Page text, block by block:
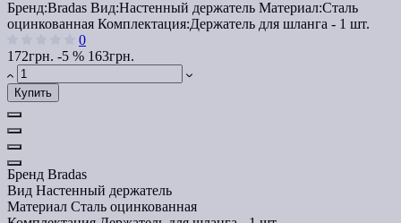
Бренд:Bradas Вид:Настенный держатель Материал:Сталь
оцинкованная Комплектация:Держатель для шланга - 1 шт.
0
172грн. -5 % 163грн.
Купить
Бренд Bradas
Вид Настенный держатель
Материал Сталь оцинкованная